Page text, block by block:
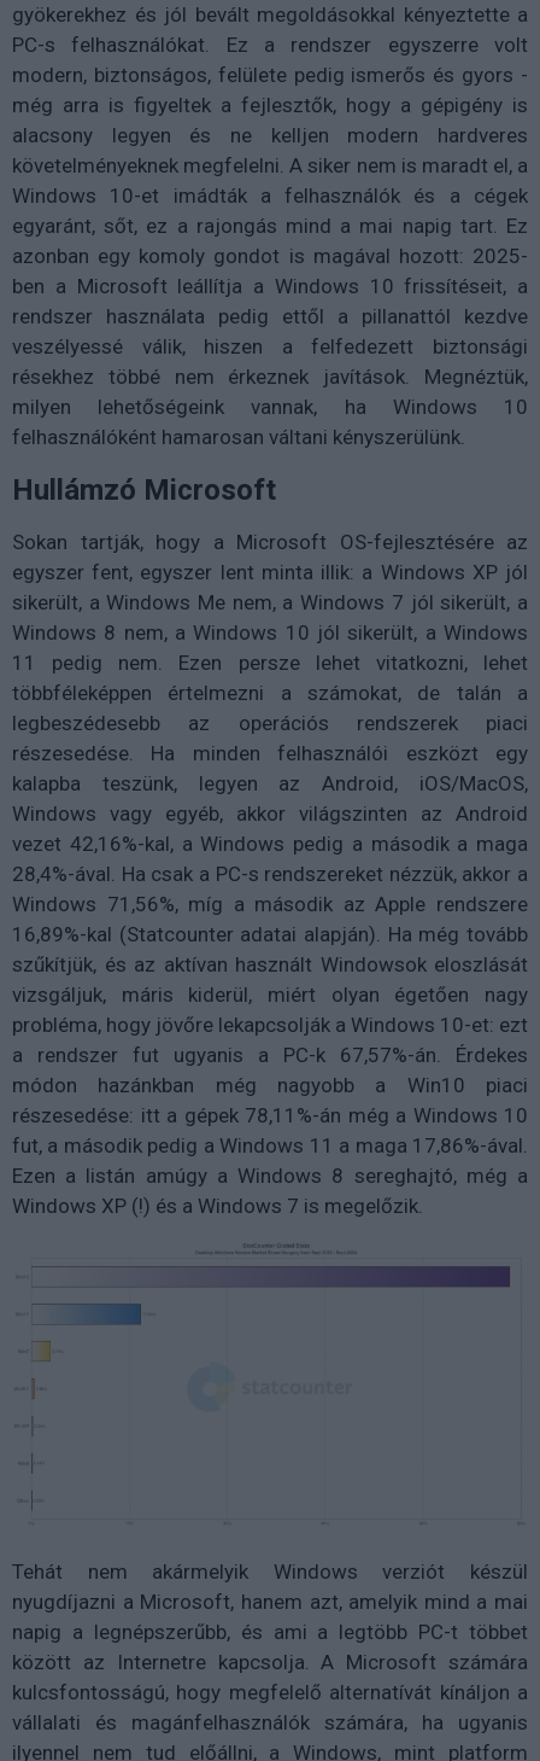
gyökerekhez és jól bevált megoldásokkal kényeztette a
PC-s felhasználókat. Ez a rendszer egyszerre volt
modern, biztonságos, felülete pedig ismerős és gyors -
még arra is figyeltek a fejlesztők, hogy a gépigény is
alacsony legyen és ne kelljen modern hardveres
követelményeknek megfelelni. A siker nem is maradt el, a
Windows 10-et imádták a felhasználók és a cégek
egyaránt, sőt, ez a rajongás mind a mai napig tart. Ez
azonban egy komoly gondot is magával hozott: 2025-
ben a Microsoft leállítja a Windows 10 frissítéseit, a
rendszer használata pedig ettől a pillanattól kezdve
veszélyessé válik, hiszen a felfedezett biztonsági
résekhez többé nem érkeznek javítások. Megnéztük,
milyen lehetőségeink vannak, ha Windows 10
felhasználóként hamarosan váltani kényszerülünk.
Hullámzó Microsoft
Sokan tartják, hogy a Microsoft OS-fejlesztésére az
egyszer fent, egyszer lent minta illik: a Windows XP jól
sikerült, a Windows Me nem, a Windows 7 jól sikerült, a
Windows 8 nem, a Windows 10 jól sikerült, a Windows
11 pedig nem. Ezen persze lehet vitatkozni, lehet
többféleképpen értelmezni a számokat, de talán a
legbeszédesebb az operációs rendszerek piaci
részesedése. Ha minden felhasználói eszközt egy
kalapba teszünk, legyen az Android, iOS/MacOS,
Windows vagy egyéb, akkor világszinten az Android
vezet 42,16%-kal, a Windows pedig a második a maga
28,4%-ával. Ha csak a PC-s rendszereket nézzük, akkor a
Windows 71,56%, míg a második az Apple rendszere
16,89%-kal (Statcounter adatai alapján). Ha még tovább
szűkítjük, és az aktívan használt Windowsok eloszlását
vizsgáljuk, máris kiderül, miért olyan égetően nagy
probléma, hogy jövőre lekapcsolják a Windows 10-et: ezt
a rendszer fut ugyanis a PC-k 67,57%-án. Érdekes
módon hazánkban még nagyobb a Win10 piaci
részesedése: itt a gépek 78,11%-án még a Windows 10
fut, a második pedig a Windows 11 a maga 17,86%-ával.
Ezen a listán amúgy a Windows 8 sereghajtó, még a
Windows XP (!) és a Windows 7 is megelőzik.
Tehát nem akármelyik Windows verziót készül
nyugdíjazni a Microsoft, hanem azt, amelyik mind a mai
napig a legnépszerűbb, és ami a legtöbb PC-t többet
között az Internetre kapcsolja. A Microsoft számára
kulcsfontosságú, hogy megfelelő alternatívát kínáljon a
vállalati és magánfelhasználók számára, ha ugyanis
ilyennel nem tud előállni, a Windows, mint platform